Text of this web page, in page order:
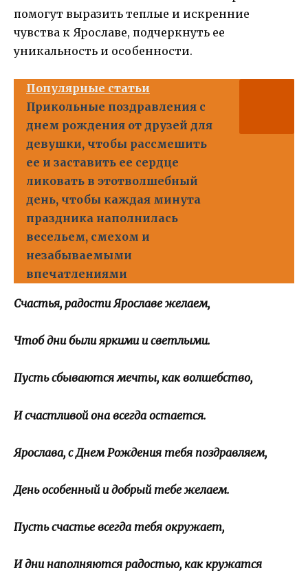
помогут выразить теплые и искренние
чувства к Ярославе, подчеркнуть ее
уникальность и особенности.
Популярные статьи
Прикольные поздравления с
днем рождения от друзей для
девушки, чтобы рассмешить
ее и заставить ее сердце
ликовать в этотволшебный
день, чтобы каждая минута
праздника наполнилась
весельем, смехом и
незабываемыми
впечатлениями
Счастья, радости Ярославе желаем,
Чтоб дни были яркими и светлыми.
Пусть сбываются мечты, как волшебство,
И счастливой она всегда остается.
Ярослава, с Днем Рождения тебя поздравляем,
День особенный и добрый тебе желаем.
Пусть счастье всегда тебя окружает,
И дни наполняются радостью, как кружатся